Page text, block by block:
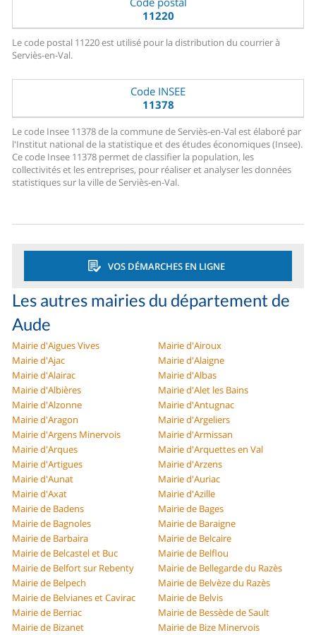
11220
Le code postal 11220 est utilisé pour la distribution du courrier à
Serviès-en-Val.
Code INSEE
11378
Le code Insee 11378 de la commune de Serviès-en-Val est élaboré par
l'Institut national de la statistique et des études économiques (Insee).
Ce code Insee 11378 permet de classifier la population, les
collectivités et les entreprises, pour réaliser et analyser les données
statistiques sur la ville de Serviès-en-Val.
VOS DÉMARCHES EN LIGNE
Les autres mairies du département de
Aude
Mairie d'Aigues Vives
Mairie d'Airoux
Mairie d'Ajac
Mairie d'Alaigne
Mairie d'Alairac
Mairie d'Albas
Mairie d'Albières
Mairie d'Alet les Bains
Mairie d'Alzonne
Mairie d'Antugnac
Mairie d'Aragon
Mairie d'Argeliers
Mairie d'Argens Minervois
Mairie d'Armissan
Mairie d'Arques
Mairie d'Arquettes en Val
Mairie d'Artigues
Mairie d'Arzens
Mairie d'Aunat
Mairie d'Auriac
Mairie d'Axat
Mairie d'Azille
Mairie de Badens
Mairie de Bages
Mairie de Bagnoles
Mairie de Baraigne
Mairie de Barbaira
Mairie de Belcaire
Mairie de Belcastel et Buc
Mairie de Belflou
Mairie de Belfort sur Rebenty
Mairie de Bellegarde du Razès
Mairie de Belpech
Mairie de Belvèze du Razès
Mairie de Belvianes et Cavirac
Mairie de Belvis
Mairie de Berriac
Mairie de Bessède de Sault
Mairie de Bizanet
Mairie de Bize Minervois